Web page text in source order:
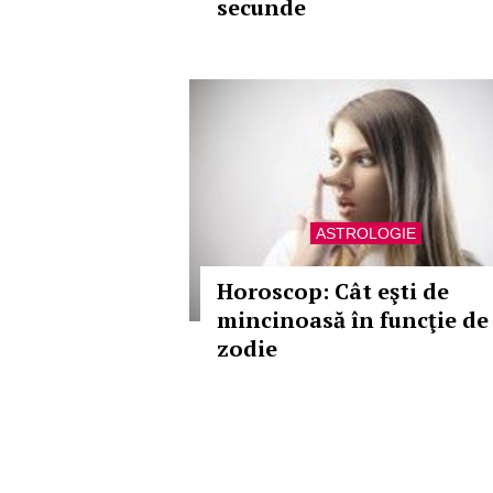
secunde
ASTROLOGIE
Horoscop: Cât eşti de
mincinoasă în funcţie de
zodie